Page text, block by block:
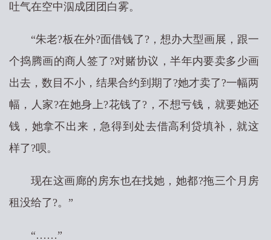
吐气在空中泅成团团白雾。
“朱老?板在外?面借钱了?，想办大型画展，跟一
个捣腾画的商人签了?对赌协议，半年内要卖多少画
出去，数目不小，结果合约到期了?她才卖了?一幅两
幅，人家?在她身上?花钱了?，不想亏钱，就要她还
钱，她拿不出来，急得到处去借高利贷填补，就这
样了?呗。
现在这画廊的房东也在找她，她都?拖三个月房
租没给了?。”
“……”